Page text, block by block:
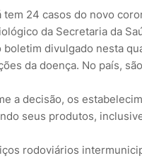
tem 24 casos do novo
da Secretaria da
boletim divulgado nesta
da doença. No país,
a decisão, os
seus produtos,
rodoviários